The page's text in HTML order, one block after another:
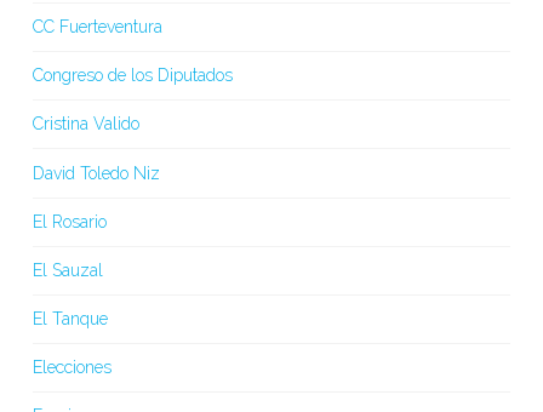
CC Fuerteventura
Congreso de los Diputados
Cristina Valido
David Toledo Niz
El Rosario
El Sauzal
El Tanque
Elecciones